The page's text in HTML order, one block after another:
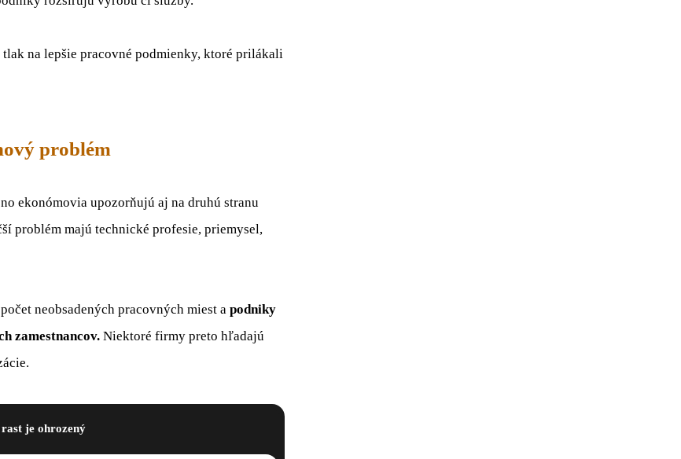
tlak na lepšie pracovné podmienky, ktoré prilákali
problém
ekonómovia upozorňujú aj na druhú stranu
problém majú technické profesie, priemysel,
neobsadených pracovných miest a podniky
zamestnancov. Niektoré firmy preto hľadajú
je ohrozený